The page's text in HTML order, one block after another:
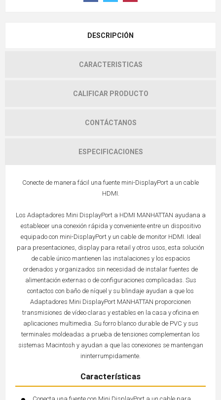
DESCRIPCIÓN
CARACTERISTICAS
CALIFICAR PRODUCTO
CONTÁCTANOS
ESPECIFICACIONES
Conecte de manera fácil una fuente mini-DisplayPort a un cable
HDMI.
Los Adaptadores Mini DisplayPort a HDMI MANHATTAN ayudana a
establecer una conexión rápida y conveniente entre un dispositivo
equipado con mini-DisplayPort y un cable de monitor HDMI. Ideal
para presentaciones, display para retail y otros usos, esta solución
de cable único mantienen las instalaciones y los espacios
ordenados y organizados sin necesidad de instalar fuentes de
alimentación externas o de configuraciones complicadas. Sus
contactos con baño de níquel y su blindaje ayudan a que los
Adaptadores Mini DisplayPort MANHATTAN proporcionen
transmisiones de vídeo claras y estables en la casa y oficina en
aplicaciones multimedia. Su forro blanco durable de PVC y sus
terminales moldeadas a prueba de tensiones complementan los
sistemas Macintosh y ayudan a que las conexiones se mantengan
ininterrumpidamente.
Características